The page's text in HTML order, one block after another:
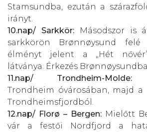
Stamsundba, ezután a
irányt.
10.nap/ Sarkkör:Másodszor is
sarkkörön Brønnøysund felé
élményt jelent a „Hét
látványa. Érkezés Brønnøysundba.
11.nap/ Trondheim-Molde:
Trondheim óvárosában, majd
Trondheimsfjordból.
12.nap/ Florø – Bergen: Mielőtt
vár a festői Nordfjord a